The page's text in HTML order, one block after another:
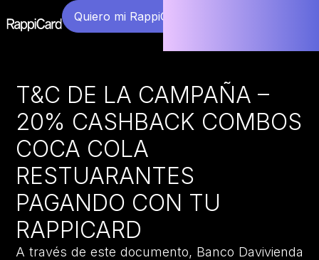
Quiero mi RappiCard
T&C DE LA CAMPAÑA –
20% CASHBACK COMBOS
COCA COLA
RESTUARANTES
PAGANDO CON TU
RAPPICARD
A través de este documento, Banco Davivienda